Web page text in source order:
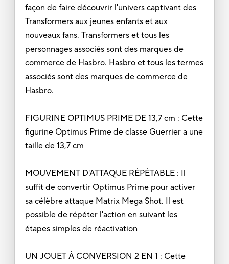
façon de faire découvrir l'univers captivant des
Transformers aux jeunes enfants et aux
nouveaux fans. Transformers et tous les
personnages associés sont des marques de
commerce de Hasbro. Hasbro et tous les termes
associés sont des marques de commerce de
Hasbro.
FIGURINE OPTIMUS PRIME DE 13,7 cm : Cette
figurine Optimus Prime de classe Guerrier a une
taille de 13,7 cm
MOUVEMENT D'ATTAQUE RÉPÉTABLE : Il
suffit de convertir Optimus Prime pour activer
sa célèbre attaque Matrix Mega Shot. Il est
possible de répéter l'action en suivant les
étapes simples de réactivation
UN JOUET À CONVERSION 2 EN 1 : Cette